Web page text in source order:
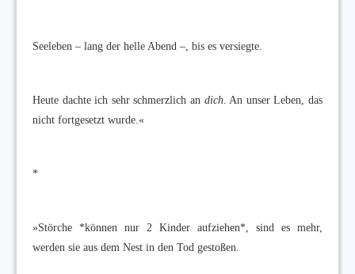
Seeleben – lang der helle Abend –, bis es versiegte.
Heute dachte ich sehr schmerzlich an dich. An unser Leben, das
nicht fortgesetzt wurde.«
*
»Störche *können nur 2 Kinder aufziehen*, sind es mehr,
werden sie aus dem Nest in den Tod gestoßen.